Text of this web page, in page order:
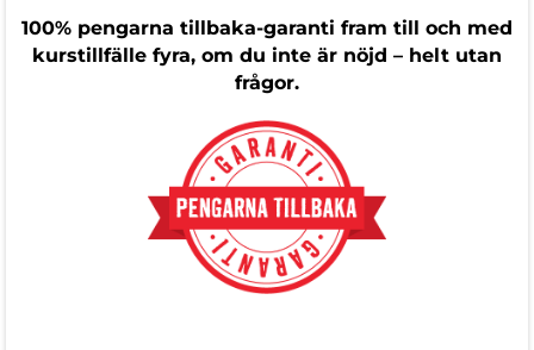
100% pengarna tillbaka-garanti fram till och med
kurstillfälle fyra, om du inte är nöjd – helt utan
frågor.